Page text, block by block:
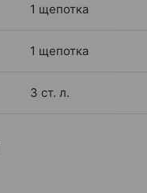
1 щепотка
1 щепотка
3 ст. л.